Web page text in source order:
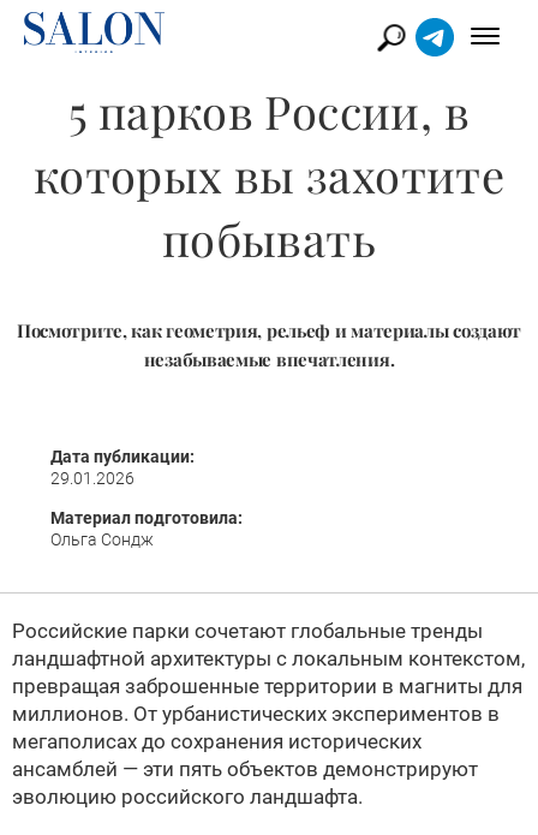
5 парков России, в
которых вы захотите
побывать
Посмотрите, как геометрия, рельеф и материалы создают
незабываемые впечатления.
Дата публикации:
29.01.2026
Материал подготовила:
Ольга Сондж
Российские парки сочетают глобальные тренды
ландшафтной архитектуры с локальным контекстом,
превращая заброшенные территории в магниты для
миллионов. От урбанистических экспериментов в
мегаполисах до сохранения исторических
ансамблей — эти пять объектов демонстрируют
эволюцию российского ландшафта.